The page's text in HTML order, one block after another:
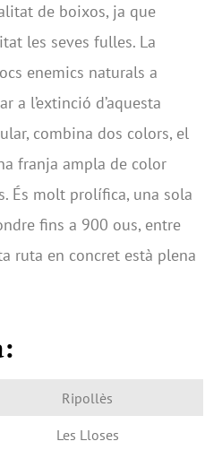
de boixos, ja que
les seves fulles. La
enemics naturals a
a l’extinció d’aquesta
combina dos colors, el
franja ampla de color
És molt prolífica, una sola
fins a 900 ous, entre
ruta en concret està plena
Ripollès
Les Lloses